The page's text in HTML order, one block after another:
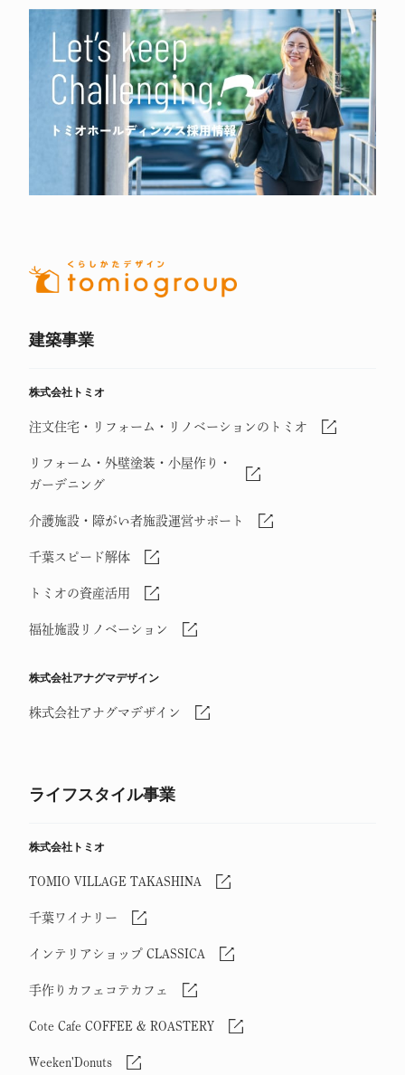
建築事業
株式会社トミオ
注文住宅・リフォーム・リノベーションのトミオ
リフォーム・外壁塗装・小屋作り・
ガーデニング
介護施設・障がい者施設運営サポート
千葉スピード解体
トミオの資産活用
福祉施設リノベーション
株式会社アナグマデザイン
株式会社アナグマデザイン
ライフスタイル事業
株式会社トミオ
TOMIO VILLAGE TAKASHINA
千葉ワイナリー
インテリアショップ CLASSICA
手作りカフェコテカフェ
Cote Cafe COFFEE & ROASTERY
Weeken'Donuts